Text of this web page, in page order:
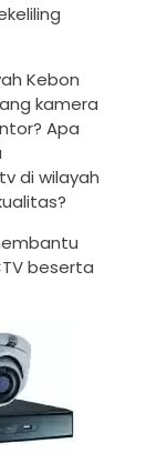
Kebon
kamera
Apa
di wilayah
beserta